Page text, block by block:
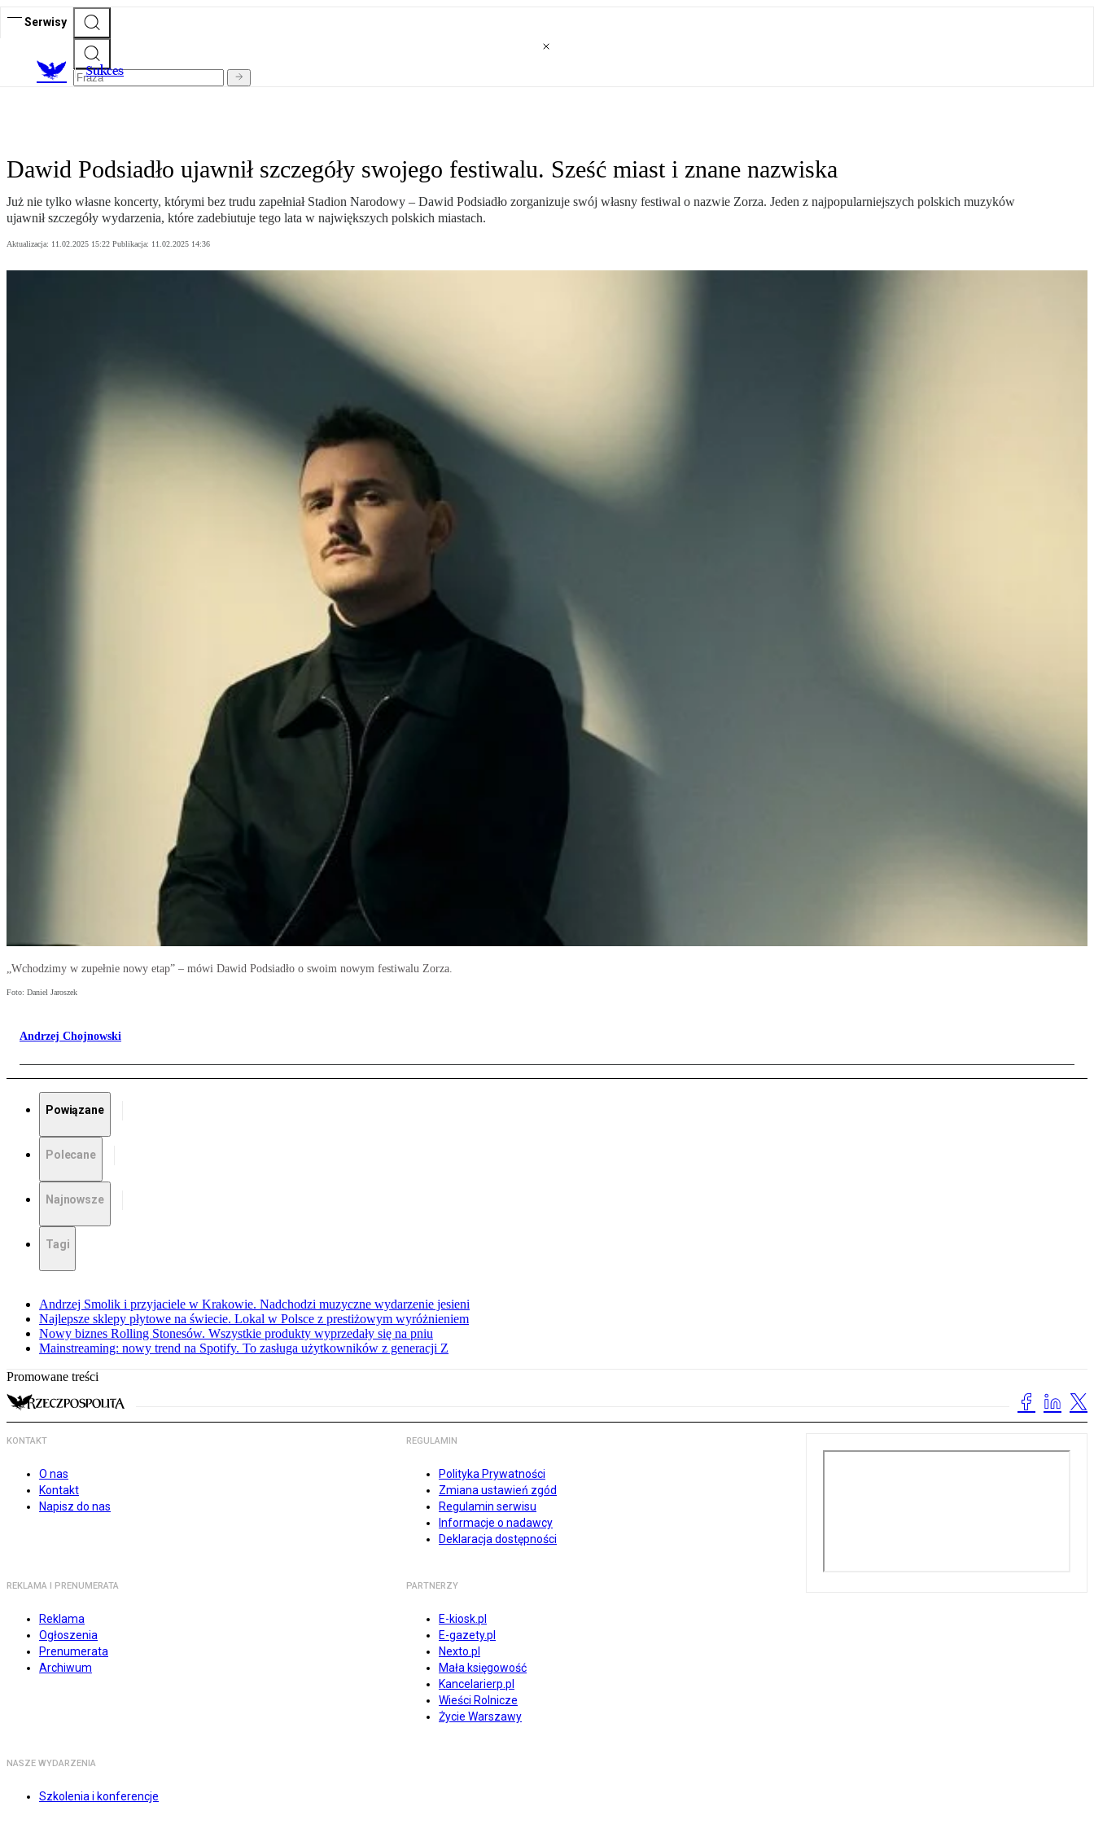
Serwisy
Sukces
Dawid Podsiadło ujawnił szczegóły swojego festiwalu. Sześć miast i znane nazwiska
Już nie tylko własne koncerty, którymi bez trudu zapełniał Stadion Narodowy – Dawid Podsiadło zorganizuje swój własny festiwal o nazwie Zorza. Jeden z najpopularniejszych polskich muzyków
ujawnił szczegóły wydarzenia, które zadebiutuje tego lata w największych polskich miastach.
Aktualizacja: 11.02.2025 15:22 Publikacja: 11.02.2025 14:36
„Wchodzimy w zupełnie nowy etap” – mówi Dawid Podsiadło o swoim nowym festiwalu Zorza.
Foto: Daniel Jaroszek
Andrzej Chojnowski
Powiązane
Polecane
Najnowsze
Tagi
Andrzej Smolik i przyjaciele w Krakowie. Nadchodzi muzyczne wydarzenie jesieni
Najlepsze sklepy płytowe na świecie. Lokal w Polsce z prestiżowym wyróżnieniem
Nowy biznes Rolling Stonesów. Wszystkie produkty wyprzedały się na pniu
Mainstreaming: nowy trend na Spotify. To zasługa użytkowników z generacji Z
Promowane treści
KONTAKT
O nas
Kontakt
Napisz do nas
REGULAMIN
Polityka Prywatności
Zmiana ustawień zgód
Regulamin serwisu
Informacje o nadawcy
Deklaracja dostępności
REKLAMA I PRENUMERATA
Reklama
Ogłoszenia
Prenumerata
Archiwum
PARTNERZY
E-kiosk.pl
E-gazety.pl
Nexto.pl
Mała księgowość
Kancelarierp.pl
Wieści Rolnicze
Życie Warszawy
NASZE WYDARZENIA
Szkolenia i konferencje